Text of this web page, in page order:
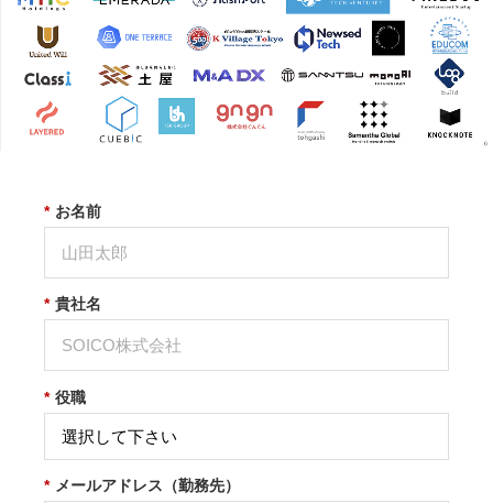
* お名前
* 貴社名
* 役職
* メールアドレス（勤務先）